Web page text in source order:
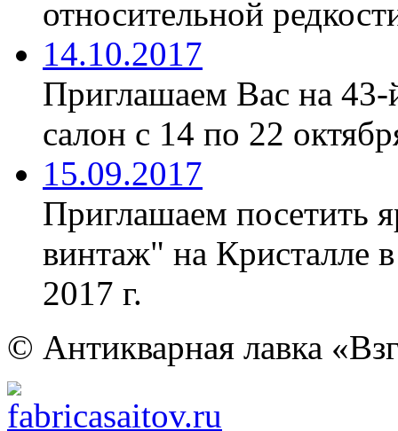
относительной
14.10.2017
Приглашаем Вас на
салон с 14 по 22
15.09.2017
Приглашаем посетить
винтаж" на Кристалле
2017 г.
© Антикварная лавка